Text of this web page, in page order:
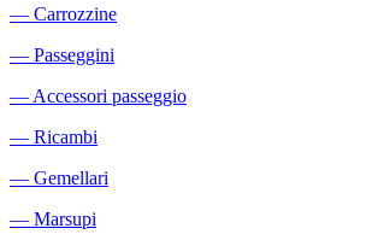
― Carrozzine
― Passeggini
― Accessori passeggio
― Ricambi
― Gemellari
― Marsupi